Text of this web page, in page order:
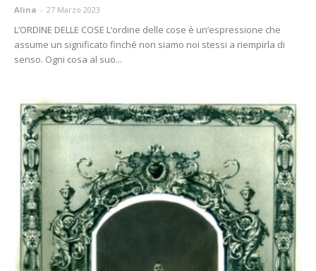
Alina - 27 Marzo 2023
L’ORDINE DELLE COSE L’ordine delle cose è un’espressione che
assume un significato finché non siamo noi stessi a riempirla di
senso. Ogni cosa al suo...